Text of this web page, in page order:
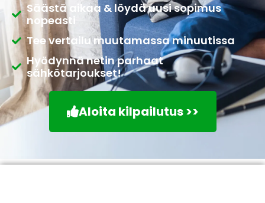
Säästä aikaa & löydä uusi sopimus
nopeasti
Tee vertailu muutamassa minuutissa
Hyödynnä netin parhaat
sähkötarjoukset!
Aloita kilpailutus >>